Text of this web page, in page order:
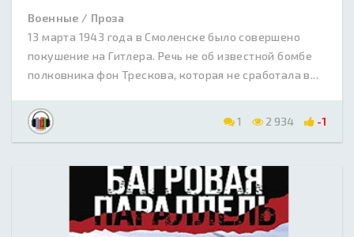
Военные / Проза
13 марта 1943 года в Смоленске было совершено
покушение на Гитлера. Речь не об известной бомбе
полковника фон Трескова, которая не сработала в...
1 2 934 -1